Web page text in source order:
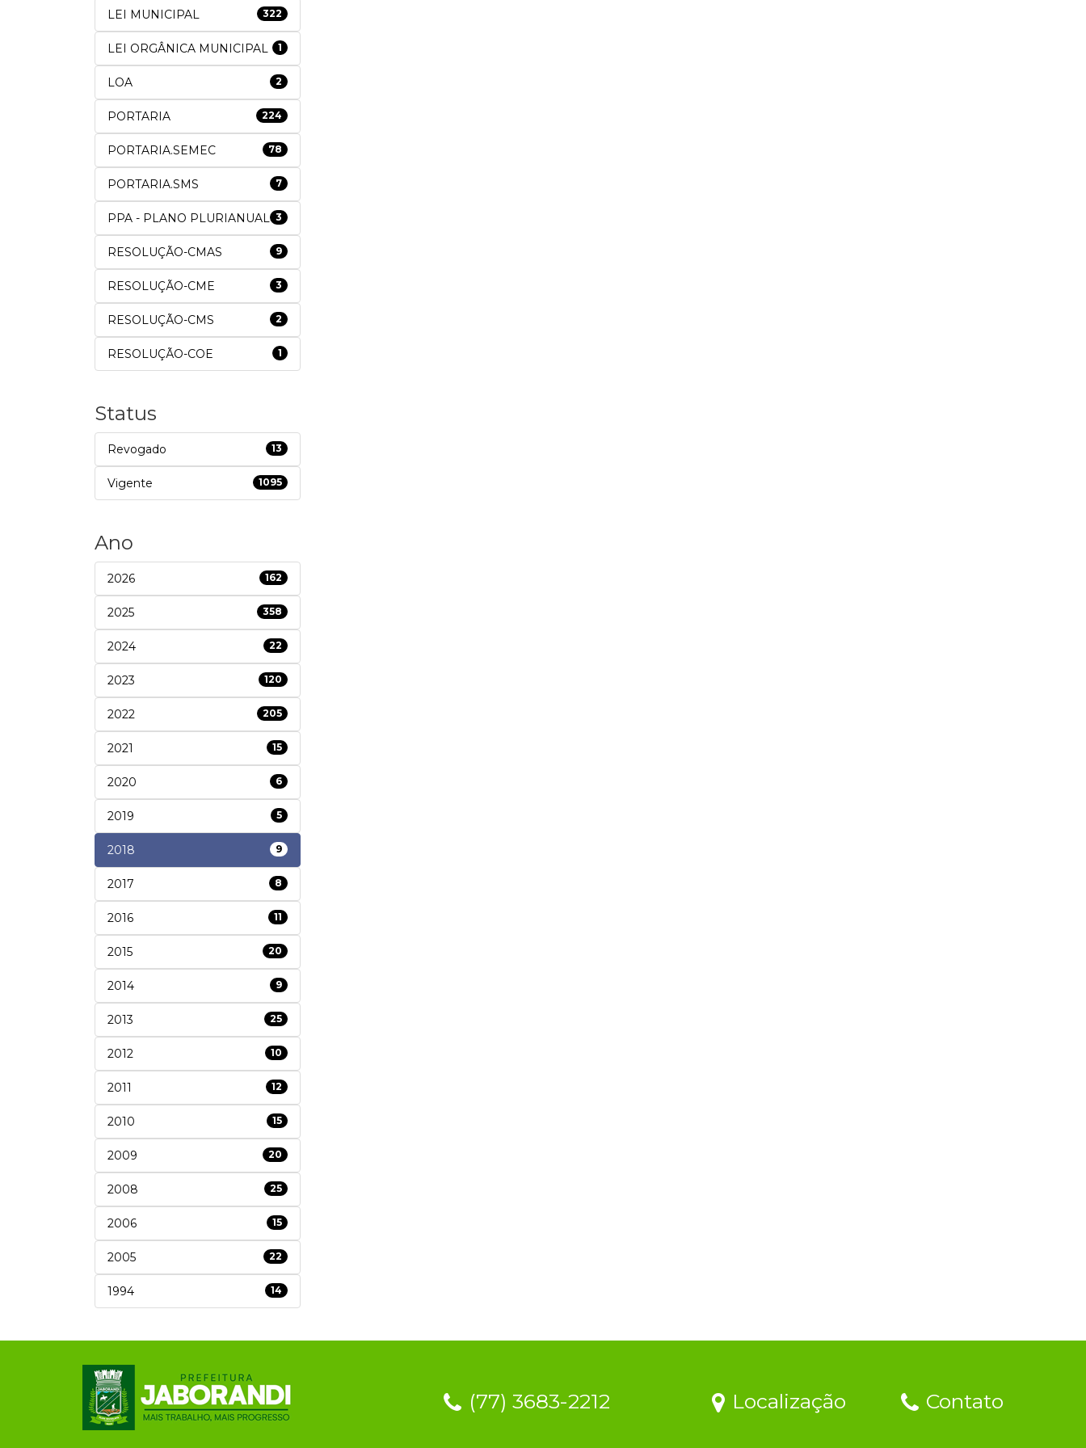
LEI MUNICIPAL 322
LEI ORGÂNICA MUNICIPAL 1
LOA 2
PORTARIA 224
PORTARIA.SEMEC 78
PORTARIA.SMS 7
PPA - PLANO PLURIANUAL 3
RESOLUÇÃO-CMAS 9
RESOLUÇÃO-CME 3
RESOLUÇÃO-CMS 2
RESOLUÇÃO-COE 1
Status
Revogado 13
Vigente 1095
Ano
2026 162
2025 358
2024 22
2023 120
2022 205
2021 15
2020 6
2019 5
2018 9
2017 8
2016 11
2015 20
2014 9
2013 25
2012 10
2011 12
2010 15
2009 20
2008 25
2006 15
2005 22
1994 14
(77) 3683-2212 Localização Contato